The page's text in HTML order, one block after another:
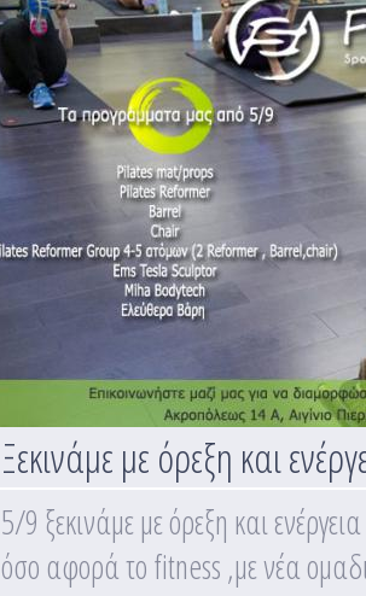
Ξεκινάμε με όρεξη και
5/9 ξεκινάμε με όρεξη και
όσο αφορά το fitness ,με νέα